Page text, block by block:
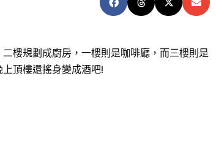
樓規劃成廚房，一樓則是咖啡廳，而三樓則是
頂樓還搖身變成酒吧!